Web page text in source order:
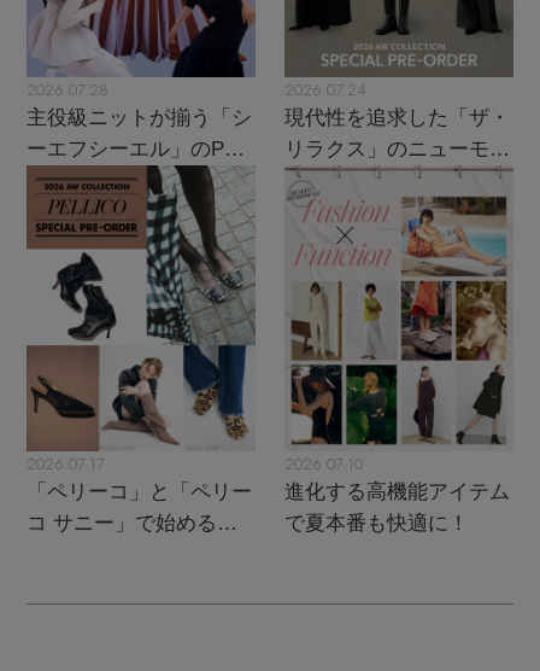
2026.07.28
主役級ニットが揃う「シ
ーエフシーエル」のPOP
UPがスタート
2026.07.24
現代性を追求した「ザ・
リラクス」のニューモダ
ンクラシック
2026.07.17
「ペリーコ」と「ペリー
コ サニー」で始める秋
2026.07.10
進化する高機能アイテム
で夏本番も快適に！